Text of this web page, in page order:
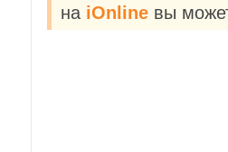
на iOnline вы